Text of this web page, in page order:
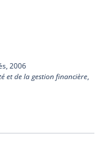
2006
et de la gestion financière,